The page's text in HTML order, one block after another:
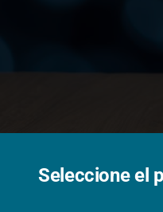
Seleccione el